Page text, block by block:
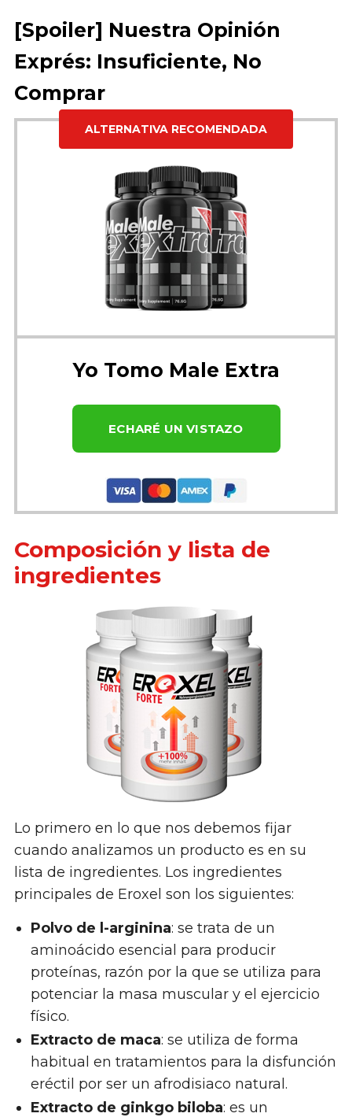
[Spoiler] Nuestra Opinión
Exprés: Insuficiente, No
Comprar
ALTERNATIVA RECOMENDADA
Yo Tomo Male Extra
ECHARÉ UN VISTAZO
Composición y lista de
ingredientes
Lo primero en lo que nos debemos fijar
cuando analizamos un producto es en su
lista de ingredientes. Los ingredientes
principales de Eroxel son los siguientes:
Polvo de l-arginina: se trata de un
aminoácido esencial para producir
proteínas, razón por la que se utiliza para
potenciar la masa muscular y el ejercicio
físico.
Extracto de maca: se utiliza de forma
habitual en tratamientos para la disfunción
eréctil por ser un afrodisiaco natural.
Extracto de ginkgo biloba: es un